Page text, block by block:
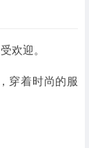
欢迎。
穿着时尚的服